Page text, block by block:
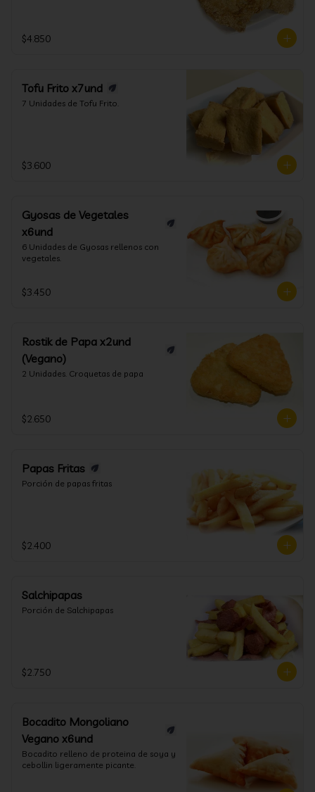
$4.850
Tofu Frito x7und
7 Unidades de Tofu Frito.
$3.600
Gyosas de Vegetales
x6und
6 Unidades de Gyosas rellenos con
vegetales.
$3.450
Rostik de Papa x2und
(Vegano)
2 Unidades. Croquetas de papa
$2.650
Papas Fritas
Porción de papas fritas
$2.400
Salchipapas
Porción de Salchipapas
$2.750
Bocadito Mongoliano
Vegano x6und
Bocadito relleno de proteina de soya y
cebollin ligeramente picante.